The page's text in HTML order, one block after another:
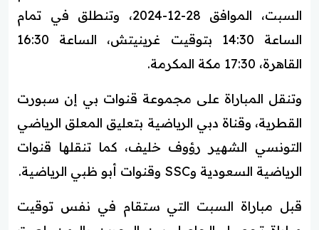
السبت، الموافق 28-12-2024، وتنطلق في تمام
الساعة 14:30 بتوقيت غرينيتش، الساعة 16:30
القاهرة، 17:30 مكة المكرمة.
وتنقل المباراة على مجموعة قنوات بي إن سبورت
القطرية، وقناة دبي الرياضية بتعليق المعلق الرياضي
التونسي الشهير رؤوف خليف، كما تنقلها قنوات
الرياضية السعودية وSSC وقنوات أبو ظبي الرياضية.
قبل مباراة السبت التي ستقام في نفس توقيت